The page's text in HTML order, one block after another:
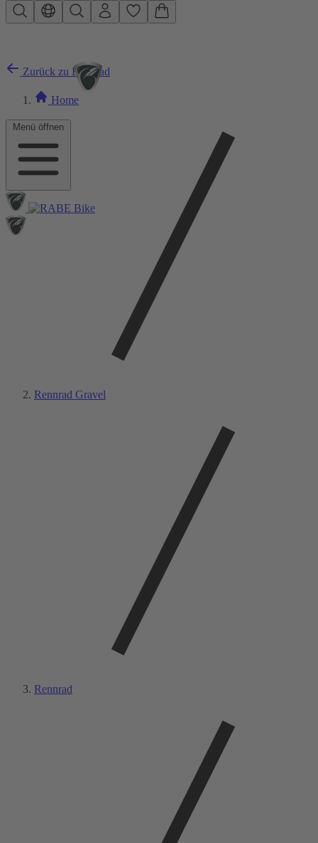
Zum Hauptinhalt springen
Menü öffnen
Zurück zu Rennrad
Home
Rennrad Gravel
Rennrad